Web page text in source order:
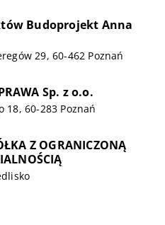
Budoprojekt Anna
29, 60-462 Poznań
Sp. z o.o.
18, 60-283 Poznań
Z OGRANICZONĄ